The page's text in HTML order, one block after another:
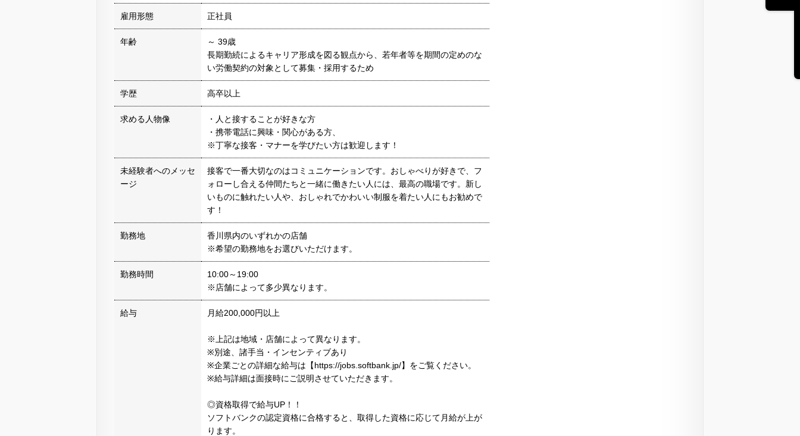
雇用形態 正社員
年齢
～ 39歳
長期勤続によるキャリア形成を図る観点から、若年者等を期間の定めのな
い労働契約の対象として募集・採用するため
学歴 高卒以上
求める人物像
・人と接することが好きな方
・携帯電話に興味・関心がある方、
※丁寧な接客・マナーを学びたい方は歓迎します！
未経験者へのメッセ
ージ
接客で一番大切なのはコミュニケーションです。おしゃべりが好きで、フ
ォローし合える仲間たちと一緒に働きたい人には、最高の職場です。新し
いものに触れたい人や、おしゃれでかわいい制服を着たい人にもお勧めで
す！
勤務地
香川県内のいずれかの店舗
※希望の勤務地をお選びいただけます。
勤務時間
10:00～19:00
※店舗によって多少異なります。
給与 月給200,000円以上
※上記は地域・店舗によって異なります。
※別途、諸手当・インセンティブあり
※企業ごとの詳細な給与は【https://jobs.softbank.jp/】をご覧ください。
※給与詳細は面接時にご説明させていただきます。
◎資格取得で給与UP！！
ソフトバンクの認定資格に合格すると、取得した資格に応じて月給が上が
ります。